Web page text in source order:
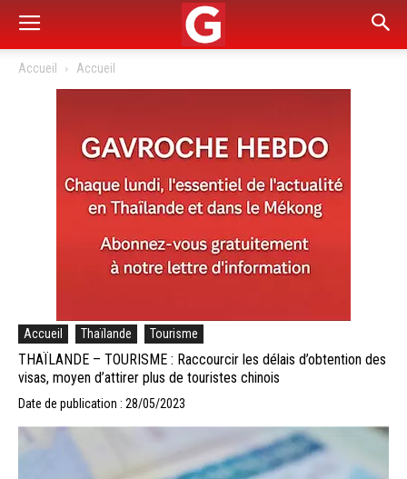
Accueil Accueil
Accueil Thaïlande Tourisme
THAÏLANDE – TOURISME : Raccourcir les délais d’obtention des
visas, moyen d’attirer plus de touristes chinois
Date de publication : 28/05/2023